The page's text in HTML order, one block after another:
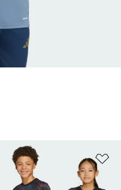
till på önskelistan